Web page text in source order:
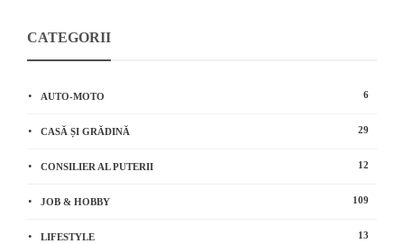
CATEGORII
AUTO-MOTO 6
CASĂ ȘI GRĂDINĂ 29
CONSILIER AL PUTERII 12
JOB & HOBBY 109
LIFESTYLE 13